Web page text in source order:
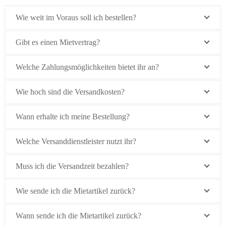
Wie weit im Voraus soll ich bestellen?
Gibt es einen Mietvertrag?
Welche Zahlungsmöglichkeiten bietet ihr an?
Wie hoch sind die Versandkosten?
Wann erhalte ich meine Bestellung?
Welche Versanddienstleister nutzt ihr?
Muss ich die Versandzeit bezahlen?
Wie sende ich die Mietartikel zurück?
Wann sende ich die Mietartikel zurück?